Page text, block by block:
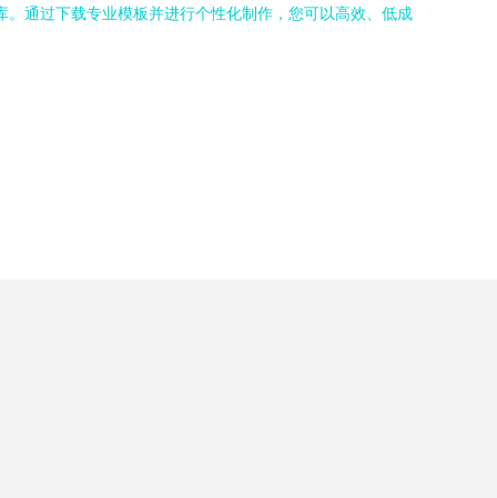
。通过下载专业模板并进行个性化制作，您可以高效、低成